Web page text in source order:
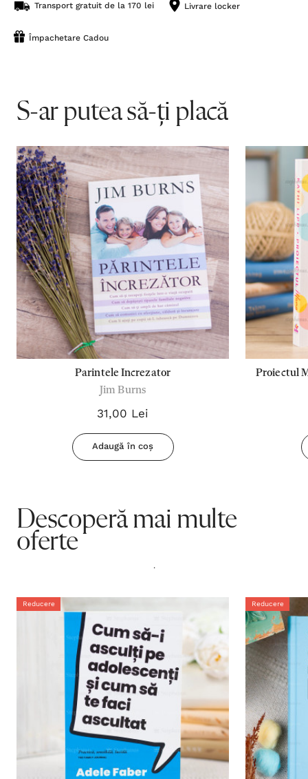
Transport gratuit de la 170 lei Livrare locker
Împachetare Cadou
S-ar putea să-ți placă
Parintele Increzator
Jim Burns
31,00 Lei
Adaugă în coș
Proiectul
Descoperă mai multe
oferte
.
Reducere Reducere